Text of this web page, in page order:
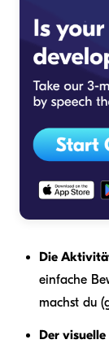
Die
einfache
machst du
Der